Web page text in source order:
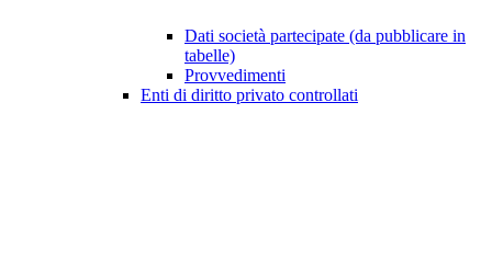
Dati società partecipate (da pubblicare in
tabelle)
Provvedimenti
Enti di diritto privato controllati